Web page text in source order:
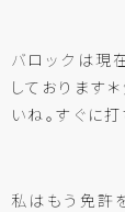
バロックは現
しております
いね。すぐに
私はもう免許